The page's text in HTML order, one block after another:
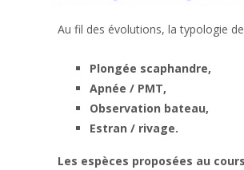
Au fil des évolutions, la typologie
Plongée scaphandre,
Apnée / PMT,
Observation bateau,
Estran / rivage.
Les espèces proposées au